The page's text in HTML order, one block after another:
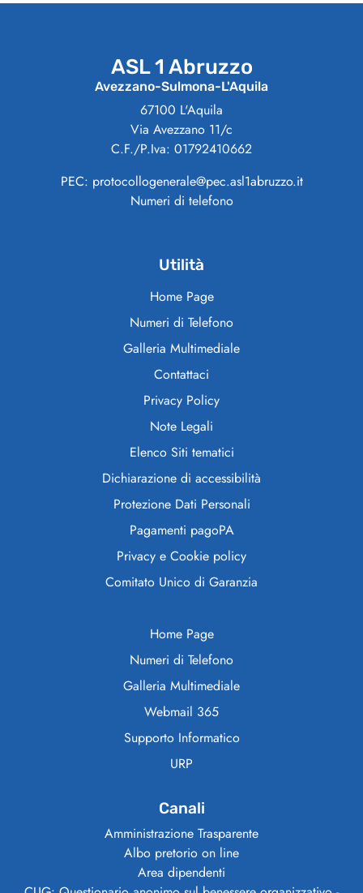
ASL 1 Abruzzo
Avezzano-Sulmona-L'Aquila
67100 L'Aquila
Via Avezzano 11/c
C.F./P.Iva: 01792410662
PEC: protocollogenerale@pec.asl1abruzzo.it
Numeri di telefono
Utilità
Home Page
Numeri di Telefono
Galleria Multimediale
Contattaci
Privacy Policy
Note Legali
Elenco Siti tematici
Dichiarazione di accessibilità
Protezione Dati Personali
Pagamenti pagoPA
Privacy e Cookie policy
Comitato Unico di Garanzia
Home Page
Numeri di Telefono
Galleria Multimediale
Webmail 365
Supporto Informatico
URP
Canali
Amministrazione Trasparente
Albo pretorio on line
Area dipendenti